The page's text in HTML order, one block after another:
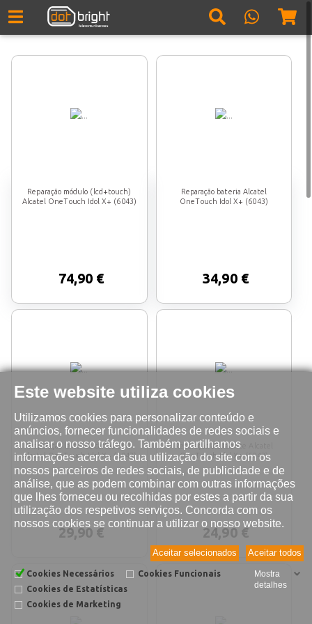
Este website utiliza cookies
Utilizamos cookies para personalizar conteúdo e
anúncios, fornecer funcionalidades de redes sociais e
analisar o nosso tráfego. Também partilhamos
informações acerca da sua utilização do site com os
nossos parceiros de redes sociais, de publicidade e de
análise, que as podem combinar com outras informações
que lhes forneceu ou recolhidas por estes a partir da sua
utilização dos respetivos serviços. Concorda com os
nossos cookies se continuar a utilizar o nosso website.
Aceitar todos
Aceitar selecionados
Cookies Necessários
Cookies Funcionais
Cookies de Estatísticas
Cookies de Marketing
Mostra
detalhes
Reparação módulo (lcd+touch)
Alcatel OneTouch Idol X+ (6043)
74,90 €
Reparação bateria Alcatel
OneTouch Idol X+ (6043)
34,90 €
Reparação leitor do cartão SIM
Alcatel OneTouch Idol X+ (6043)
29,90 €
Reparação altifalante Alcatel
OneTouch Idol X+ (6043)
24,90 €